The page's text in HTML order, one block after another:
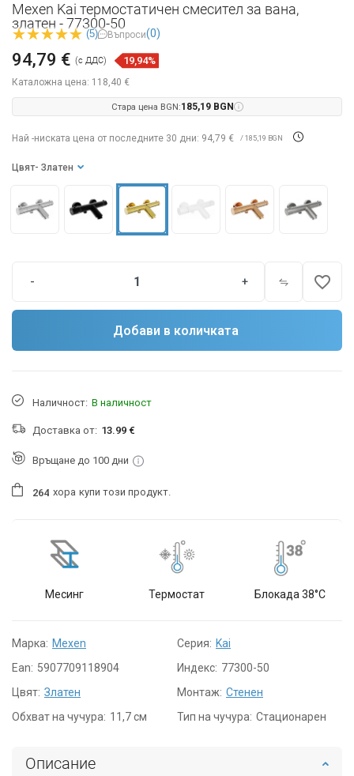
Mexen Kai термостатичен смесител за вана,
златен - 77300-50
(5) Въпроси(0)
Каталожна цена: 118,40 €
94,79 € (с ДДС) 19,94%
Стара цена BGN:185,19 BGN
Най -ниската цена от последните 30 дни: 94,79 € / 185,19 BGN
Цвят - Златен
- + favorite_border
Добави в количката
Наличност: В наличност
Доставка от: 13.99 €
Връщане до 100 дни
264 хора купи този продукт.
Месинг Термостат Блокада 38°C
Марка: Mexen Серия: Kai
Ean: 5907709118904 Индекс: 77300-50
Цвят: Златен Монтаж: Стенен
Обхват на чучура: 11,7 см Тип на чучура: Стационарен
Описание